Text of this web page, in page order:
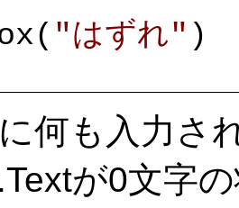
"はずれ" )
何も入力さ
が0文字